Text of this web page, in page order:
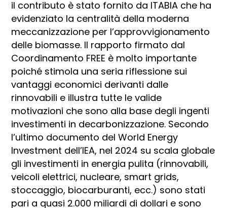
il contributo è stato fornito da ITABIA che ha
evidenziato la centralità della moderna
meccanizzazione per l’approvvigionamento
delle biomasse. Il rapporto firmato dal
Coordinamento FREE è molto importante
poiché stimola una seria riflessione sui
vantaggi economici derivanti dalle
rinnovabili e illustra tutte le valide
motivazioni che sono alla base degli ingenti
investimenti in decarbonizzazione. Secondo
l’ultimo documento del World Energy
Investment dell’IEA, nel 2024 su scala globale
gli investimenti in energia pulita (rinnovabili,
veicoli elettrici, nucleare, smart grids,
stoccaggio, biocarburanti, ecc.) sono stati
pari a quasi 2.000 miliardi di dollari e sono